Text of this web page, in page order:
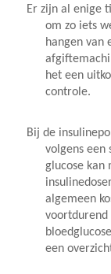
Er zijn al enige
om zo iets
hangen van
het een
controle.
Bij de
volgens een
glucose kan
algemeen
voortdurend
een